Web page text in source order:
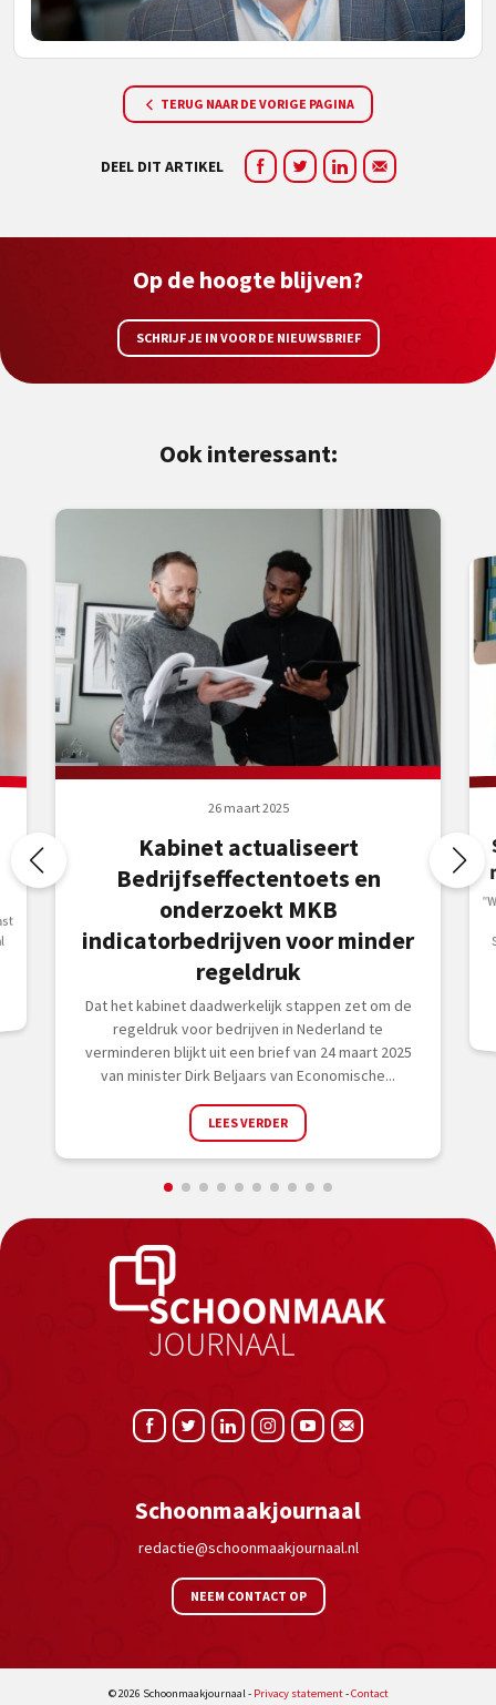
TERUG NAAR DE VORIGE PAGINA
DEEL DIT ARTIKEL
Op de hoogte blijven?
SCHRIJF JE IN VOOR DE NIEUWSBRIEF
Ook interessant:
26 maart 2025
Kabinet actualiseert
Bedrijfseffectentoets en
onderzoekt MKB
indicatorbedrijven voor minder
regeldruk
Dat het kabinet daadwerkelijk stappen zet om de
regeldruk voor bedrijven in Nederland te
verminderen blijkt uit een brief van 24 maart 2025
van minister Dirk Beljaars van Economische...
LEES VERDER
Schoonmaakjournaal
redactie@schoonmaakjournaal.nl
NEEM CONTACT OP
© 2026 Schoonmaakjournaal - Privacy statement-Contact